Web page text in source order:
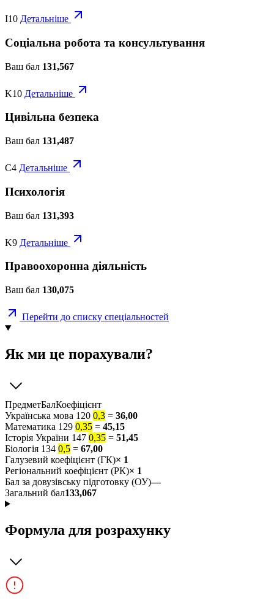
I10 Детальніше
Соціальна робота та консультування
Ваш бал 131,567
K10 Детальніше
Цивільна безпека
Ваш бал 131,487
C4 Детальніше
Психологія
Ваш бал 131,393
K9 Детальніше
Правоохоронна діяльність
Ваш бал 130,075
Перейти до списку спеціальностей
Як ми це порахували?
ПредметБалКоефіцієнт
Українська мова 120 0,3 = 36,00
Математика 129 0,35 = 45,15
Історія України 147 0,35 = 51,45
Біологія 134 0,5 = 67,00
Галузевий коефіцієнт (ГК)× 1
Регіональний коефіцієнт (РК)× 1
Бал за довузівську підготовку (ОУ)—
Загальний бал133,067
Формула для розрахунку